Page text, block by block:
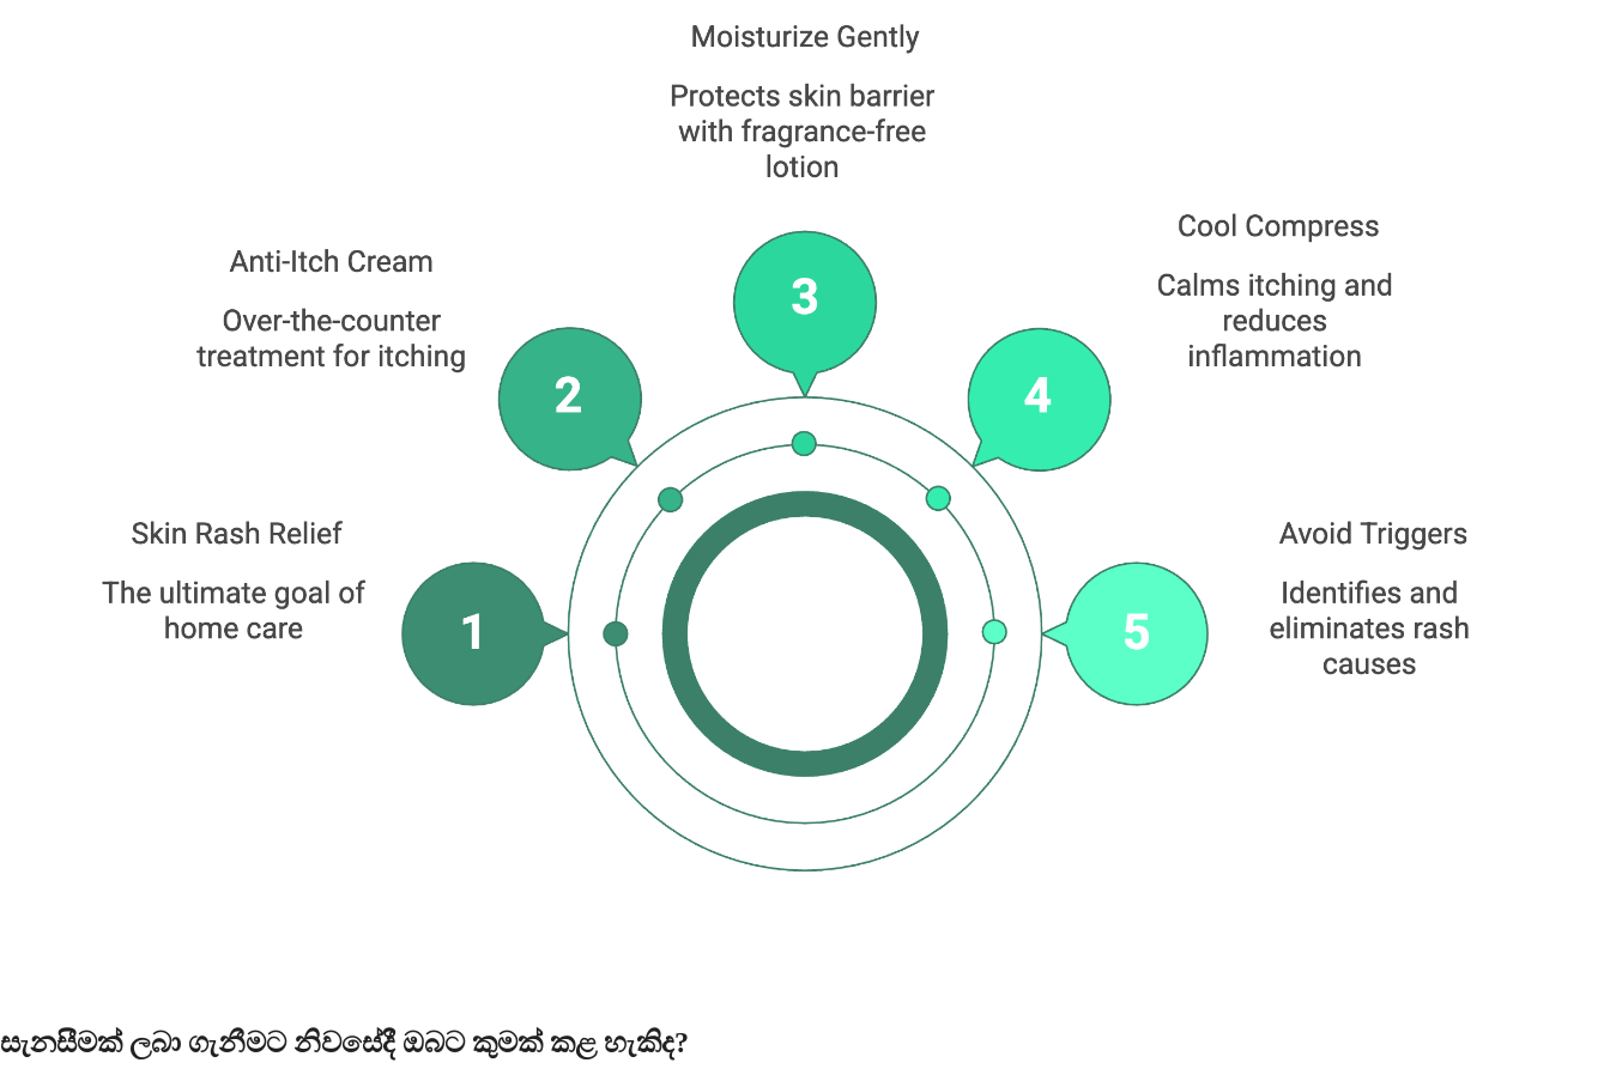
සැනසීමක් ලබා ගැනීමට නිවසේදී ඔබට කුමක් කළ හැකිද?